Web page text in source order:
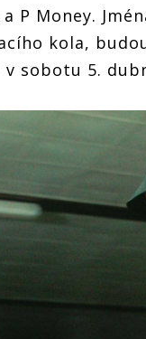
a P Money.
kola,
v sobotu 5.